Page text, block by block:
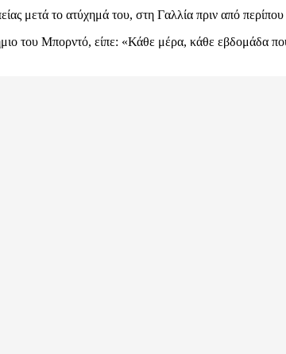
μετά το ατύχημά του, στη Γαλλία πριν από
Μπορντό, είπε: «Κάθε μέρα, κάθε εβδομάδα που